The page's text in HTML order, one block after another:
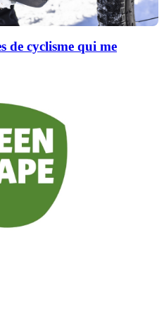
de cyclisme qui me